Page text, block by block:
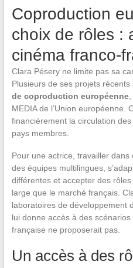
Coproduction
choix de rôles :
cinéma franco-
Clara Pésery ne limite pas sa
Plusieurs de ses projets récents
de coproduction européenne,
MEDIA de l’Union européenne.
financièrement la circulation
pays membres.
Pour une actrice, travailler
des équipes multilingues,
différentes et accepter des
large que le marché français.
laboratoires de développement
lui donne accès à des
française ne proposerait pas.
Un accès à des